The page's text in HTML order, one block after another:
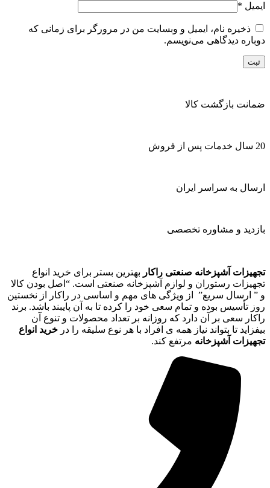
ایمیل *
ذخیره نام، ایمیل و وبسایت من در مرورگر برای زمانی که
دوباره دیدگاهی می‌نویسم.
ضمانت بازگشت کالا
20 سال خدمات پس از فروش
ارسال به سراسر ایران
بازدید و مشاوره تخصصی
تجهیزات آشپزخانه صنعتی راکار بهترین بستر برای خرید انواع
تجهیزات رستوران و لوازم آشپزخانه صنعتی است. “اصل بودن کالا
و ” ارسال سریع” از ویژگی های مهم و اساسی در راکار از نخستین
روز تأسیس بوده و تمام سعی خود را کرده تا به آن پایبند باشد. برند
راکار سعی بر آن دارد که روزانه بر تعداد محصولات و تنوع آن
بیفزاید تا بتواند نیاز همه ی افراد با هر نوع سلیقه را در خرید انواع
تجهیزات آشپزخانه مرتفع کند.